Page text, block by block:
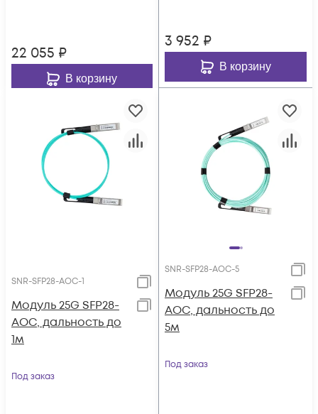
22 055 ₽
В корзину
3 952 ₽
В корзину
SNR-SFP28-AOC-1
Модуль 25G SFP28-
AOC, дальность до
1м
Под заказ
SNR-SFP28-AOC-5
Модуль 25G SFP28-
AOC, дальность до
5м
Под заказ